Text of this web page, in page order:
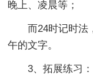
晚上、凌晨等；
而24时记时法
午的文字。
3、拓展练习：